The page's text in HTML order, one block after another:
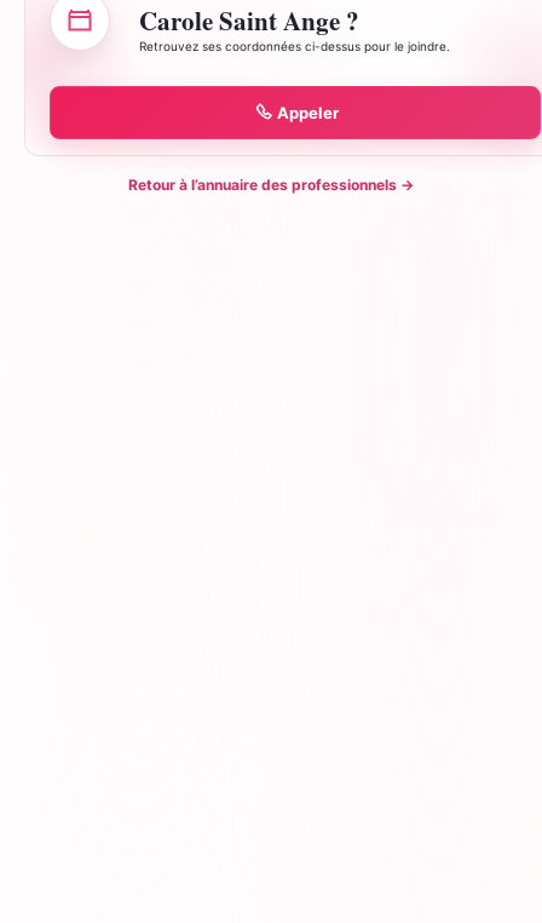
Carole Saint Ange ?
Retrouvez ses coordonnées ci-dessus pour le joindre.
Appeler
Retour à l’annuaire des professionnels →